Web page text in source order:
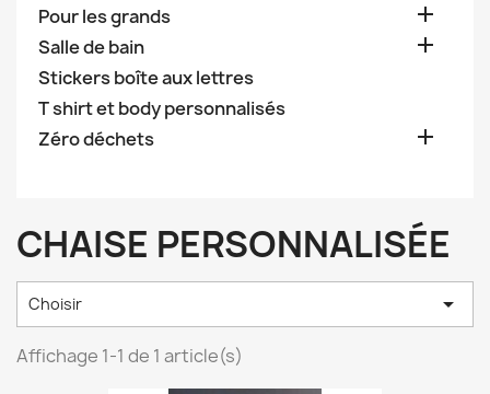
Pour les grands

Salle de bain 
Stickers boîte aux lettres
T shirt et body personnalisés
Zéro déchets

CHAISE PERSONNALISÉE
Choisir 
Affichage 1-1 de 1 article(s)